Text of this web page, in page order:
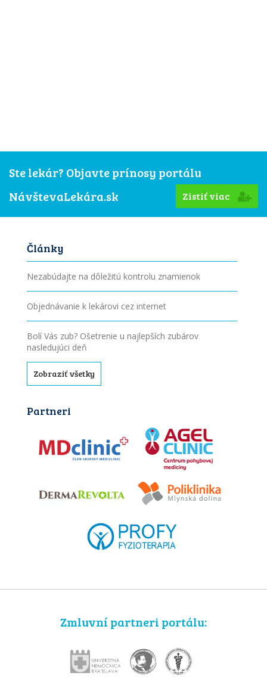
Ste lekár? Objavte prínosy portálu
NávštevaLekára.sk
Zistiť viac
Články
Nezabúdajte na dôležitú kontrolu znamienok
Objednávanie k lekárovi cez internet
Bolí Vás zub? Ošetrenie u najlepších zubárov
nasledujúci deň
Zobraziť všetky
Partneri
Zmluvní partneri portálu: